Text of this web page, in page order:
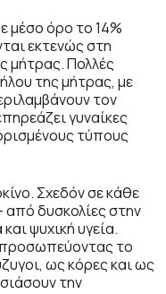
μέσο όρο το 14%
εκτενώς στη
μήτρας. Πολλές
της μήτρας, με
τον
γυναίκες
τύπους
Σχεδόν σε κάθε
από δυσκολίες στην
ψυχική υγεία.
το
ως κόρες και ως
την